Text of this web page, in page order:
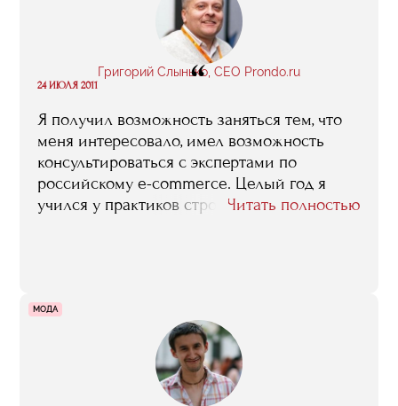
Григорий Слынько, CEO Prondo.ru
“
24 ИЮЛЯ 2011
Я получил возможность заняться тем, что
меня интересовало, имел возможность
консультироваться с экспертами по
российскому e-commerce. Целый год я
учился у практиков строить коммуникации
Читать полностью
МОДА